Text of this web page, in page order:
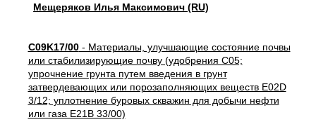
Мещеряков Илья Максимович (RU)
C09K17/00- Материалы, улучшающие состояние почвы
или стабилизирующие почву (удобрения C05;
упрочнение грунта путем введения в грунт
затвердевающих или порозаполняющих веществ E02D
3/12; уплотнение буровых скважин для добычи нефти
или газа E21B 33/00)